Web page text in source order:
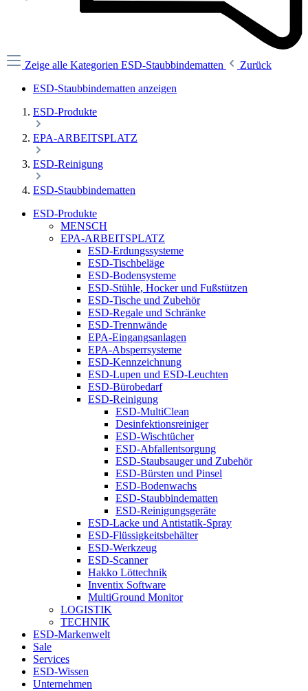
Zeige alle Kategorien ESD-Staubbindematten
Zurück
ESD-Staubbindematten anzeigen
ESD-Produkte
EPA-ARBEITSPLATZ
ESD-Reinigung
ESD-Staubbindematten
ESD-Produkte
MENSCH
EPA-ARBEITSPLATZ
ESD-Erdungssysteme
ESD-Tischbeläge
ESD-Bodensysteme
ESD-Stühle, Hocker und Fußstützen
ESD-Tische und Zubehör
ESD-Regale und Schränke
ESD-Trennwände
EPA-Eingangsanlagen
EPA-Absperrsysteme
ESD-Kennzeichnung
ESD-Lupen und ESD-Leuchten
ESD-Bürobedarf
ESD-Reinigung
ESD-MultiClean
Desinfektionsreiniger
ESD-Wischtücher
ESD-Abfallentsorgung
ESD-Staubsauger und Zubehör
ESD-Bürsten und Pinsel
ESD-Bodenwachs
ESD-Staubbindematten
ESD-Reinigungsgeräte
ESD-Lacke und Antistatik-Spray
ESD-Flüssigkeitsbehälter
ESD-Werkzeug
ESD-Scanner
Hakko Löttechnik
Inventix Software
MultiGround Monitor
LOGISTIK
TECHNIK
ESD-Markenwelt
Sale
Services
ESD-Wissen
Unternehmen